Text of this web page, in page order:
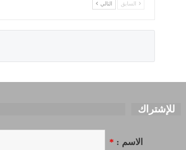
السابق التالي
للإشتراك
الاسم : *